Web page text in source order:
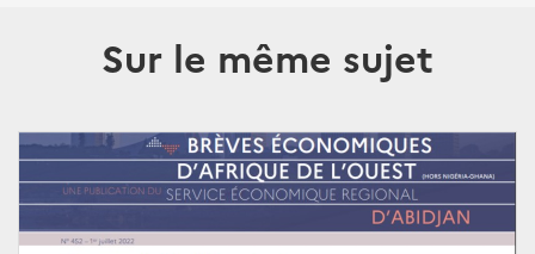
Sur le même sujet